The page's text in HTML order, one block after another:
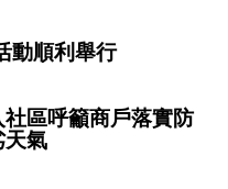
動順利舉行
區呼籲商戶落實防
天氣